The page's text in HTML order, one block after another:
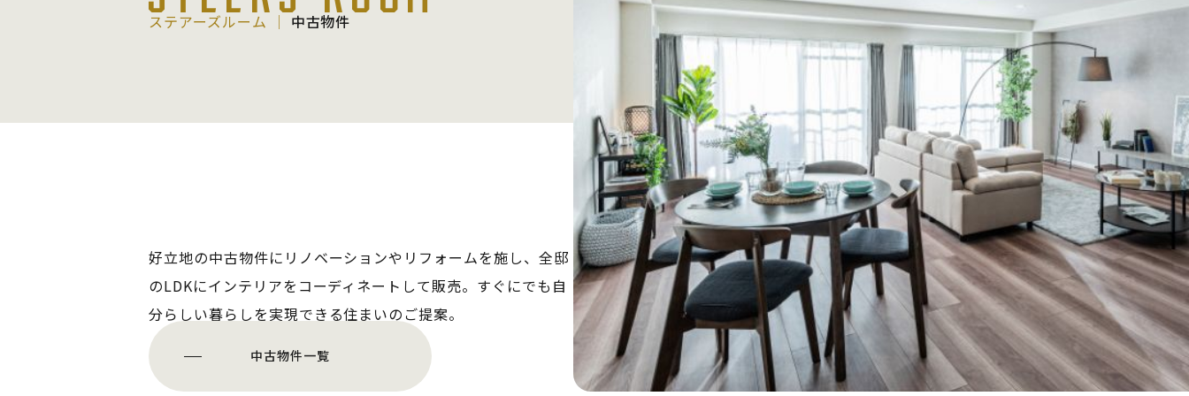
ステアーズルーム │ 中古物件
好立地の中古物件にリノベーションやリフォームを施し、全邸
のLDKにインテリアをコーディネートして販売。すぐにでも自
分らしい暮らしを実現できる住まいのご提案。
中古物件一覧